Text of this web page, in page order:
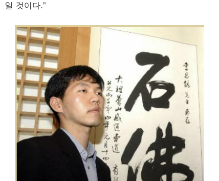
일 것이다.”